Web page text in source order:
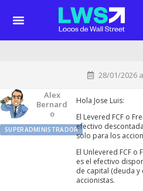
28/01/2026
Alex
Bernard
O
SUPERADMINISTRADOR
Hola Jose Luis:
El Levered FCF o
efectivo
solo para los
El Unlevered FCF o
es el efectivo
de capital (deuda y
accionistas.